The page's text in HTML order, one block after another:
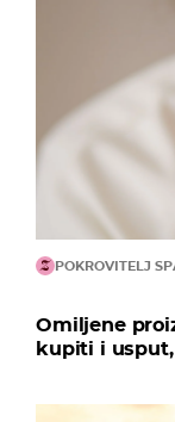
POKROVITELJ
Omiljene
kupiti i